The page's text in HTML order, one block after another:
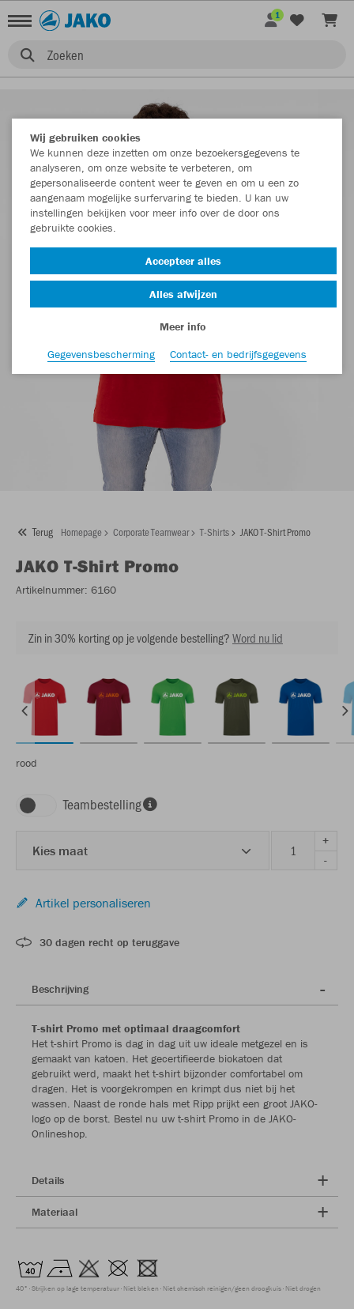
Zoeken
1
Terug Homepage Corporate Teamwear T-Shirts JAKO T-Shirt Promo
JAKO T-Shirt Promo
Artikelnummer: 6160
Zin in 30% korting op je volgende bestelling?Word nu lid
rood
Teambestelling
Kies maat
+
-
Artikel personaliseren
30 dagen recht op teruggave
Beschrijving
T-shirt Promo met optimaal draagcomfort
Het t-shirt Promo is dag in dag uit uw ideale metgezel en is
gemaakt van katoen. Het gecertifieerde biokatoen dat
gebruikt werd, maakt het t-shirt bijzonder comfortabel om
dragen. Het is voorgekrompen en krimpt dus niet bij het
wassen. Naast de ronde hals met Ripp prijkt een groot JAKO-
logo op de borst. Bestel nu uw t-shirt Promo in de JAKO-
Onlineshop.
Details
Materiaal
40° Strijken op lage temperatuur Niet bleken Niet chemisch reinigen/geen droogkuis Niet drogen
Wij gebruiken cookies
We kunnen deze inzetten om onze bezoekersgegevens te
analyseren, om onze website te verbeteren, om
gepersonaliseerde content weer te geven en om u een zo
aangenaam mogelijke surfervaring te bieden. U kan uw
instellingen bekijken voor meer info over de door ons
gebruikte cookies.
Accepteer alles
Alles afwijzen
Meer info
Gegevensbescherming
Contact- en bedrijfsgegevens